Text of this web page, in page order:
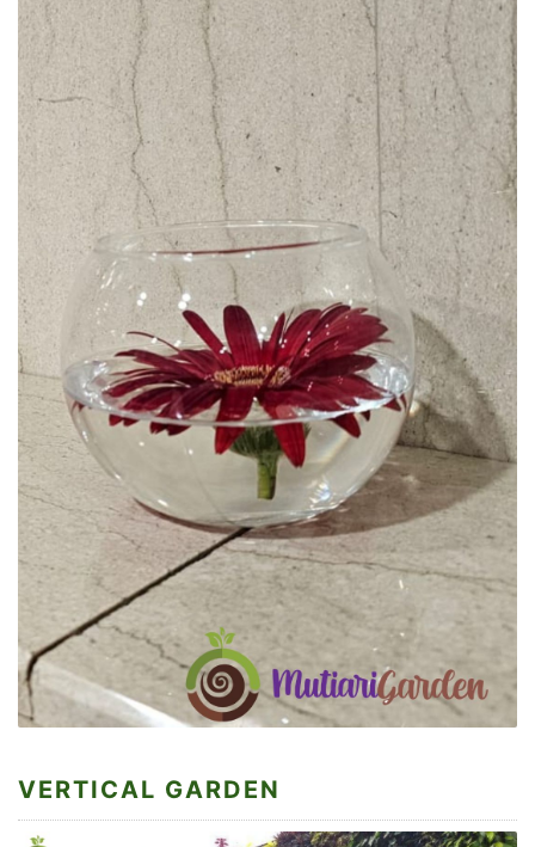
VERTICAL GARDEN